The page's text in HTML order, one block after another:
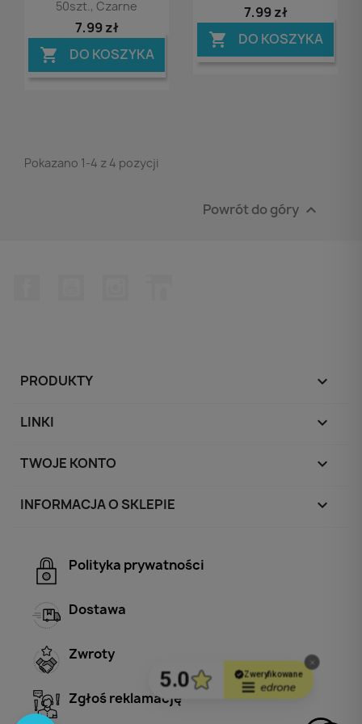
50szt., Czarne
7,99 zł
 DO KOSZYKA
7,99 zł
 DO KOSZYKA
Pokazano 1-4 z 4 pozycji
Powrót do góry 
PRODUKTY 
LINKI 
TWOJE KONTO 
INFORMACJA O SKLEPIE keyboard_arrow_down
Polityka prywatności
Dostawa
Zwroty
Zgłoś reklamację